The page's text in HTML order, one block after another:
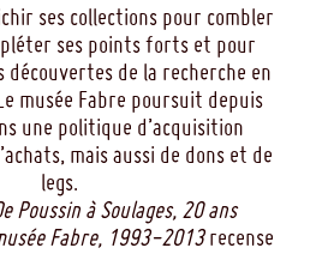
ses collections pour combler
ses points forts et pour
de la recherche en
musée Fabre poursuit depuis
une politique d’acquisition
mais aussi de dons et de
legs.
Poussin à Soulages, 20 ans
Fabre, 1993-2013recense